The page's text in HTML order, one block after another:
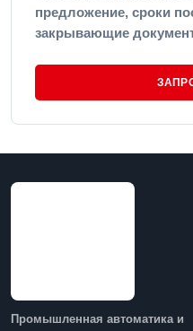
предложение, сроки
закрывающие
Промышленная автоматика и